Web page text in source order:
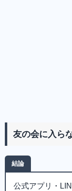
友の会に入ら
結論
公式アプリ・